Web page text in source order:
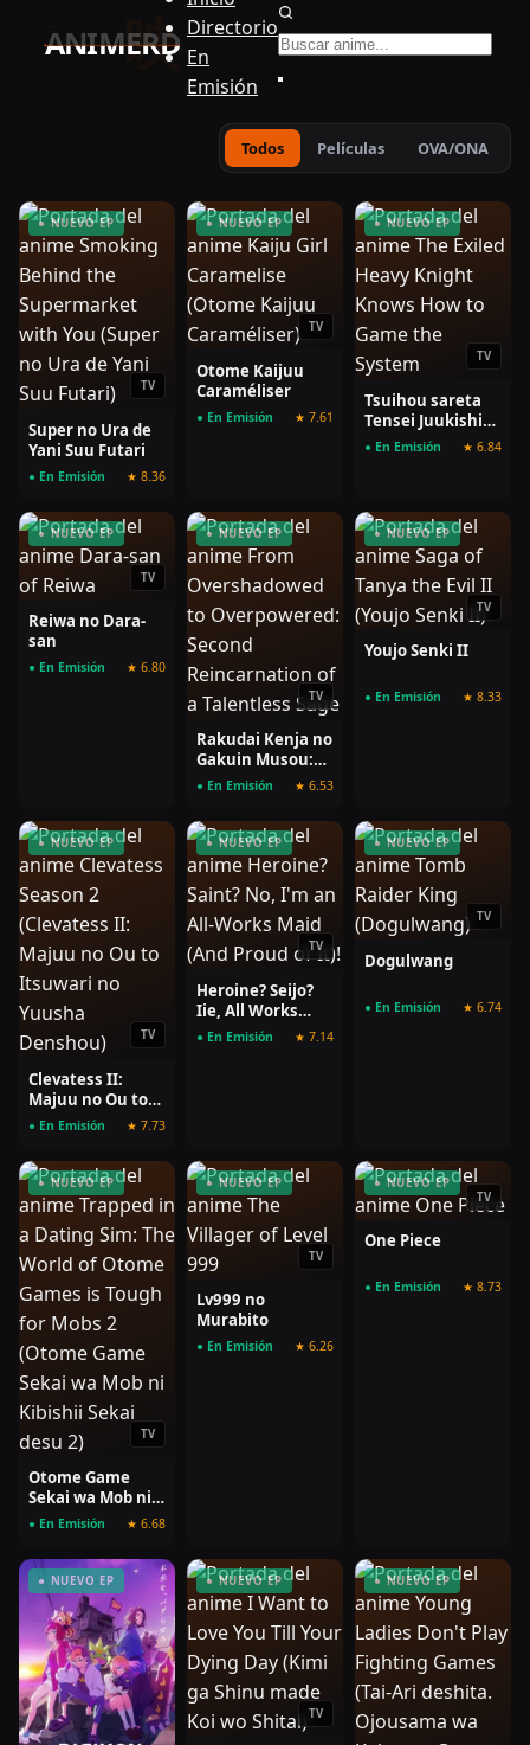
Directorio
En
Emisión
Buscar anime
Todos Películas OVA/ONA
● NUEVO EP
TV
Super no Ura de
Yani Suu Futari
● En Emisión ★ 8.36
● NUEVO EP
TV
Otome Kaijuu
Caraméliser
● En Emisión ★ 7.61
● NUEVO EP
TV
Tsuihou sareta
Tensei Juukishi
wa Game Chishiki
● En Emisión ★ 6.84
● NUEVO EP
TV
Reiwa no Dara-
san
● En Emisión ★ 6.80
● NUEVO EP
TV
Rakudai Kenja no
Gakuin Musou:
Nidome no
Cheat
Majutsushi
Boukenroku
● En Emisión ★ 6.53
● NUEVO EP
TV
Youjo Senki II
● En Emisión ★ 8.33
● NUEVO EP
TV
Clevatess II:
Majuu no Ou to
Itsuwari no
● En Emisión ★ 7.73
● NUEVO EP
TV
Heroine? Seijo?
Iie, All Works
Maid desu
● En Emisión ★ 7.14
● NUEVO EP
TV
Dogulwang
● En Emisión ★ 6.74
● NUEVO EP
TV
Otome Game
Sekai wa Mob ni
Kibishii Sekai
● En Emisión ★ 6.68
● NUEVO EP
TV
Lv999 no
Murabito
● En Emisión ★ 6.26
● NUEVO EP
TV
One Piece
● En Emisión ★ 8.73
● NUEVO EP ● NUEVO EP
TV
● NUEVO EP